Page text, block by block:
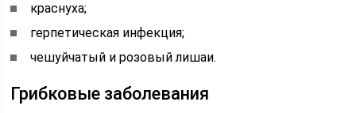
краснуха;
герпетическая инфекция;
чешуйчатый и розовый лишаи.
Грибковые заболевания